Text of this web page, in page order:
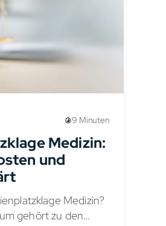
9 Minuten
Medizin:
und
Medizin?
gehört zu den